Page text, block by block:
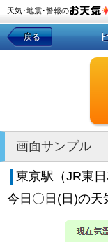
天気･地震･警報の
戻る
画面サンプル
東京駅（JR東日
今日〇日(日)の天